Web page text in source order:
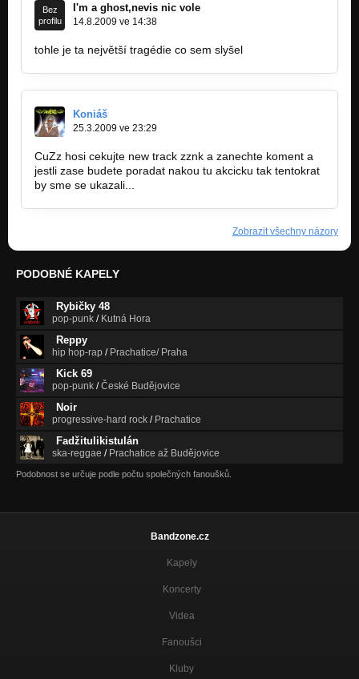
Bez
profilu
I'm a ghost,nevis nic vole
14.8.2009 ve 14:38
tohle je ta největší tragédie co sem slyšel
Koniáš
25.3.2009 ve 23:29
CuZz hosi cekujte new track zznk a zanechte koment a
jestli zase budete poradat nakou tu akcicku tak tentokrat
by sme se ukazali...
Zobrazit všechny názory
PODOBNÉ KAPELY
Rybičky 48
pop-punk / Kutná Hora
Reppy
hip hop-rap / Prachatice/ Praha
Kick 69
pop-punk /České Budějovice
Noir
progressive-hard rock / Prachatice
Fadžitulikistulán
ska-reggae / Prachatice až Budějovice
Podobnost se určuje podle počtu společných fanoušků.
Bandzone.cz
Kapely
Koncerty
Videa
Fanoušci
Kluby